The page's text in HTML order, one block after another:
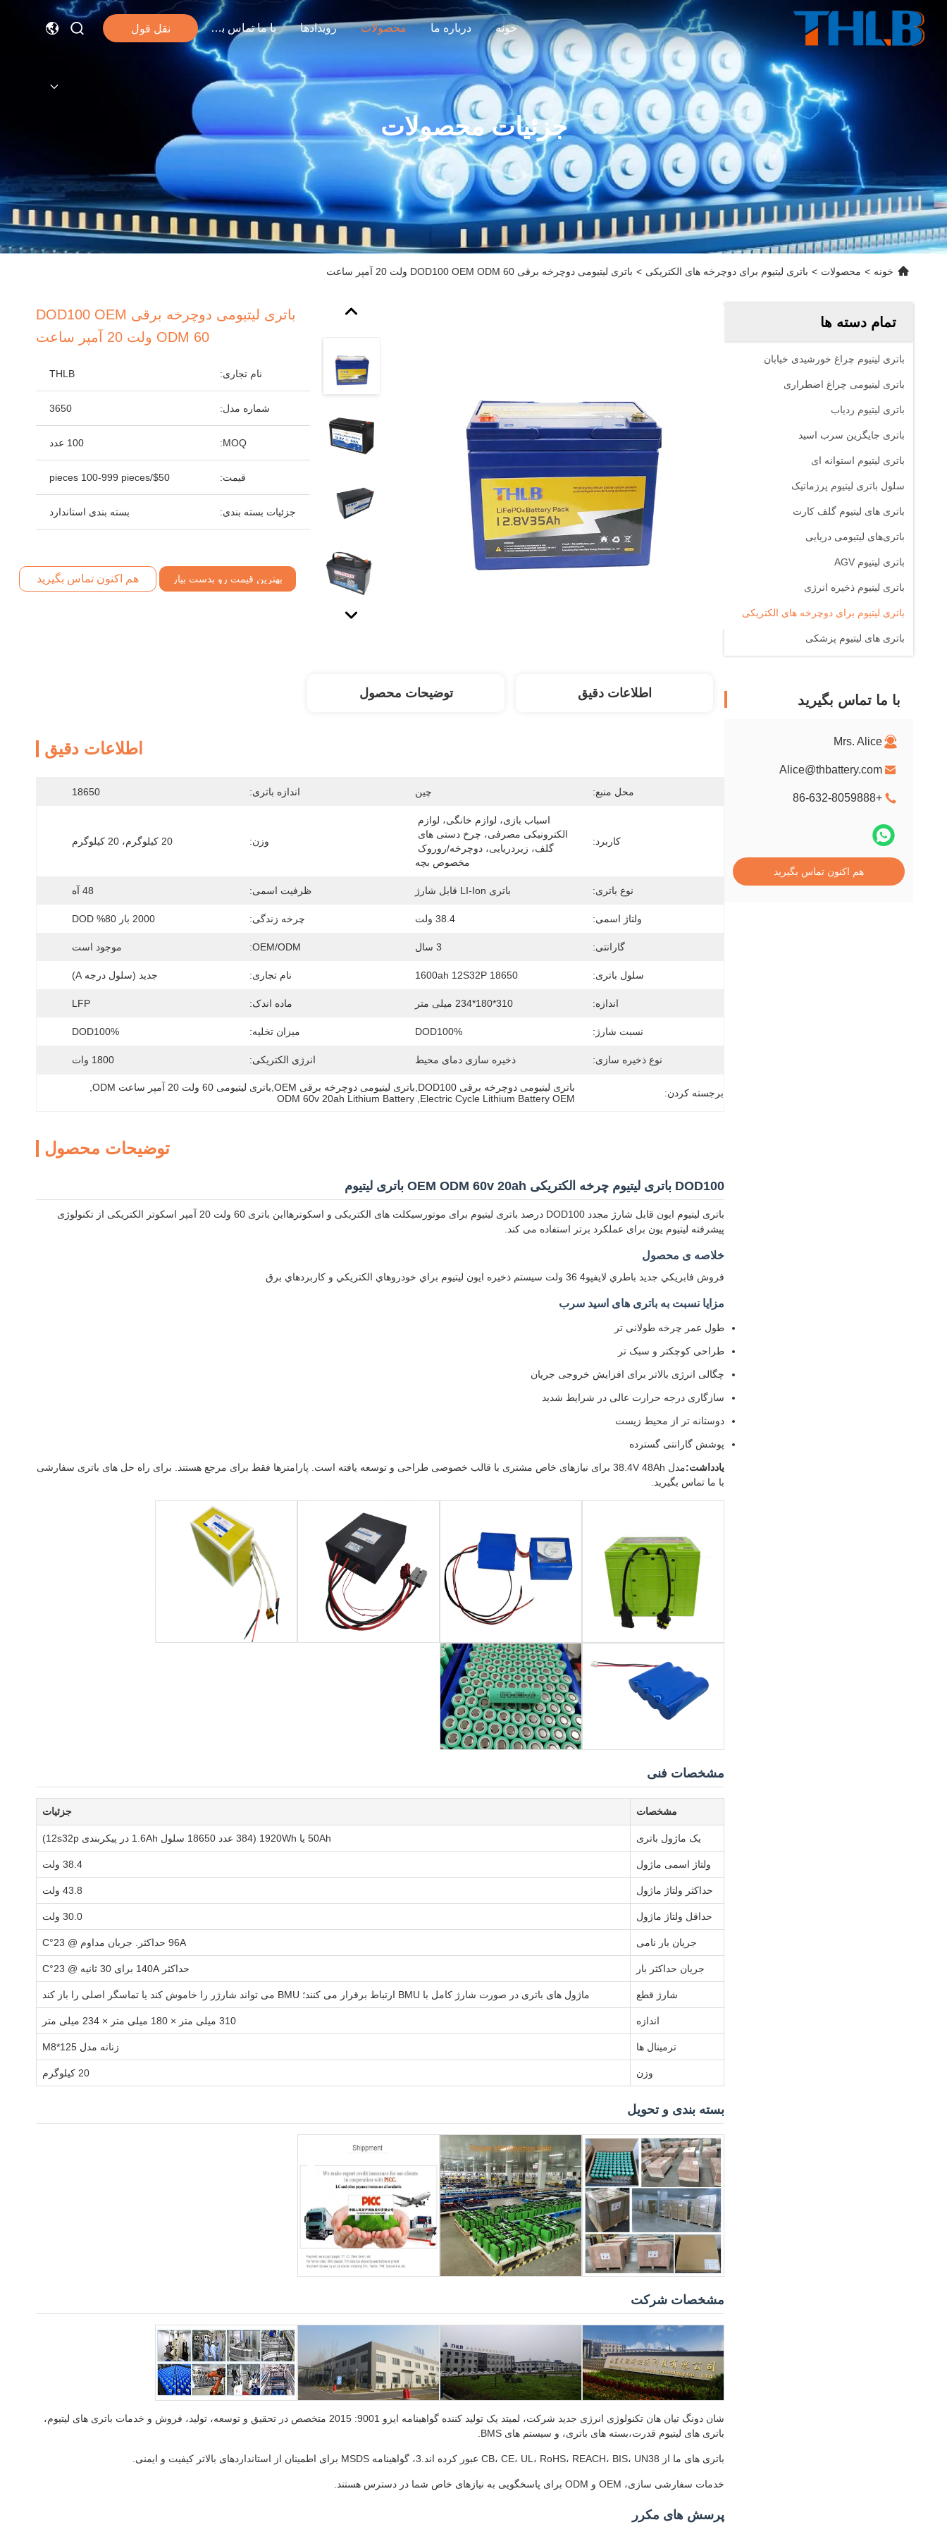
خونه درباره ما محصولات رویدادها با ما تماس بگیرید نقل قول
جزئیات محصولات
خونه > محصولات > باتری لیتیوم برای دوچرخه های الکتریکی > باتری لیتیومی دوچرخه برقی DOD100 OEM ODM 60 ولت 20 آمپر ساعت
تمام دسته ها
باتری لیتیوم چراغ خورشیدی خیابان
باتری لیتیومی چراغ اضطراری
باتری لیتیوم ردیاب
باتری جایگزین سرب اسید
باتری لیتیوم استوانه ای
سلول باتری لیتیوم پرزماتیک
باتری های لیتیوم گلف کارت
باتری‌های لیتیومی دریایی
باتری لیتیوم AGV
باتری لیتیوم ذخیره انرژی
باتری لیتیوم برای دوچرخه های الکتریکی
باتری های لیتیوم پزشکی
با ما تماس بگیرید
Mrs. Alice
Alice@thbattery.com
+86-632-8059888
هم اکنون تماس بگیرید
باتری لیتیومی دوچرخه برقی DOD100 OEM
ODM 60 ولت 20 آمپر ساعت
نام تجاری: THLB
شماره مدل: 3650
MOQ: 100 عدد
قیمت: $50/pieces 100-999 pieces
جزئیات بسته بندی: بسته بندی استاندارد
بهترین قیمت رو بدست بیار هم اکنون تماس بگیرید
اطلاعات دقیق توضیحات محصول
اطلاعات دقیق
محل منبع: چین اندازه باتری: 18650
کاربرد:
مخصوص بچه
وزن: 20 کیلوگرم، 20 کیلوگرم
نوع باتری: باتری LI-Ion قابل شارژ ظرفیت اسمی: 48 آه
ولتاژ اسمی: 38.4 ولت چرخه زندگی: 2000 بار 80% DOD
گارانتی: 3 سال OEM/ODM: موجود است
سلول باتری: 18650 1600ah 12S32P نام تجاری: جدید (سلول درجه A)
اندازه: 310*180*234 میلی متر ماده اندک: LFP
نسبت شارژ: DOD100% میزان تخلیه: DOD100%
نوع ذخیره سازی: ذخیره سازی دمای محیط انرژی الکتریکی: 1800 وات
برجسته کردن: باتری لیتیومی دوچرخه برقی DOD100,باتری لیتیومی دوچرخه برقی OEM,باتری لیتیومی 60 ولت 20 آمپر ساعت ODM
Electric Cycle Lithium Battery OEM
,
ODM 60v 20ah Lithium Battery
توضیحات محصول
DOD100 باتری لیتیوم چرخه الکتریکی OEM ODM 60v 20ah باتری لیتیوم
باتری لیتیوم ایون قابل شارژ مجدد DOD100 درصد باتری لیتیوم برای موتورسیکلت های الکتریکی و اسکوترهااین باتری 60 ولت 20 آمپر اسکوتر الکتریکی از تکنولوژی
پیشرفته لیتیوم یون برای عملکرد برتر استفاده می کند.
خلاصه ی محصول
فروش فابريکي جديد باطري لايفپو4 36 ولت سيستم ذخيره ايون ليتيوم براي خودروهاي الکتريکي و کاربردهاي برق
مزایا نسبت به باتری های اسید سرب
طول عمر چرخه طولانی تر
طراحی کوچکتر و سبک تر
چگالی انرژی بالاتر برای افزایش خروجی جریان
سازگاری درجه حرارت عالی در شرایط شدید
دوستانه تر از محیط زیست
پوشش گارانتی گسترده
يادداشت:
مدل 38.4V 48Ah برای نیازهای خاص مشتری با قالب خصوصی طراحی و توسعه یافته است. پارامترها فقط برای مرجع هستند. برای راه حل های باتری سفارشی
با ما تماس بگیرید.
مشخصات فنی
مشخصات جزئیات
یک ماژول باتری 50Ah یا 1920Wh (384 عدد 18650 سلول 1.6Ah در پیکربندی 12s32p)
ولتاژ اسمی ماژول 38.4 ولت
حداکثر ولتاژ ماژول 43.8 ولت
حداقل ولتاژ ماژول 30.0 ولت
جریان بار نامی 96A حداکثر. جریان مداوم @ 23°C
جریان حداکثر بار حداکثر 140A برای 30 ثانیه @ 23°C
شارژ قطع ماژول های باتری در صورت شارژ کامل با BMU ارتباط برقرار می کنند؛ BMU می تواند شارژر را خاموش کند یا تماسگر اصلی را باز کند
اندازه 310 میلی متر × 180 میلی متر × 234 میلی متر
ترمینال ها زنانه مدل M8*125
وزن 20 کیلوگرم
بسته بندی و تحویل
مشخصات شرکت
شان دونگ تیان هان تکنولوژی انرژی جدید شرکت، لمیتد یک تولید کننده گواهینامه ایزو 9001: 2015 متخصص در تحقیق و توسعه، تولید، فروش و خدمات باتری های لیتیوم،
باتری های لیتیوم قدرت،بسته های باتری، و سیستم های BMS.
باتری های ما از CB، CE، UL، RoHS، REACH، BIS، UN38 عبور کرده اند.3، گواهینامه MSDS برای اطمینان از استانداردهای بالاتر کیفیت و ایمنی.
خدمات سفارشی سازی، OEM و ODM برای پاسخگویی به نیازهای خاص شما در دسترس هستند.
پرسش های مکرر